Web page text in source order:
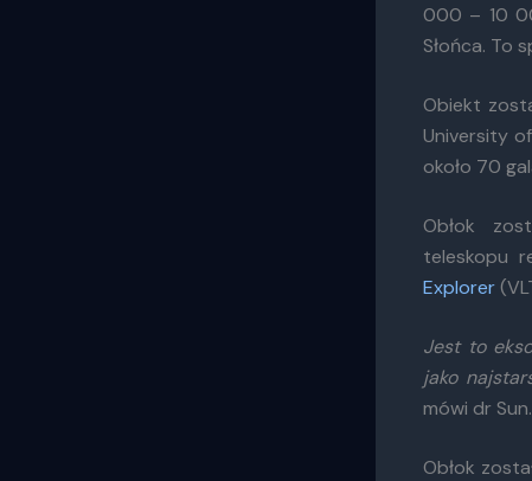
000 – 10
Słońca. To
Obiekt
University
około 70
Obłok
teleskopu
Explorer
Jest to
jako
mówi dr Sun.
Obłok